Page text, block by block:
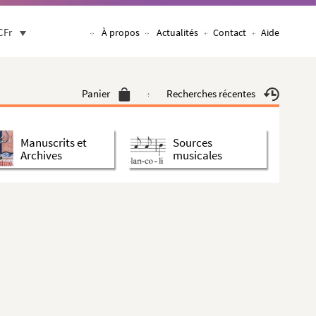
À propos Actualités Contact Aide
Panier Recherches récentes
Manuscrits et
Archives
Sources
musicales